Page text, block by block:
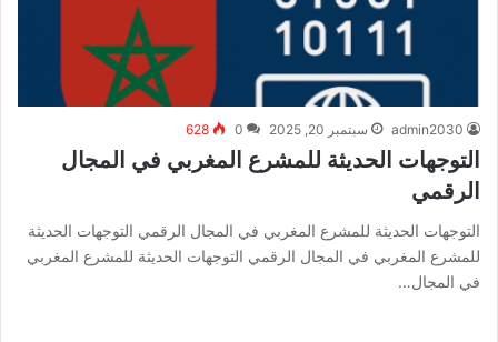
admin2030 سبتمبر 20, 2025 0
628
التوجهات الحديثة للمشرع المغربي في المجال
الرقمي
التوجهات الحديثة للمشرع المغربي في المجال الرقمي التوجهات الحديثة
للمشرع المغربي في المجال الرقمي التوجهات الحديثة للمشرع المغربي
في المجال…